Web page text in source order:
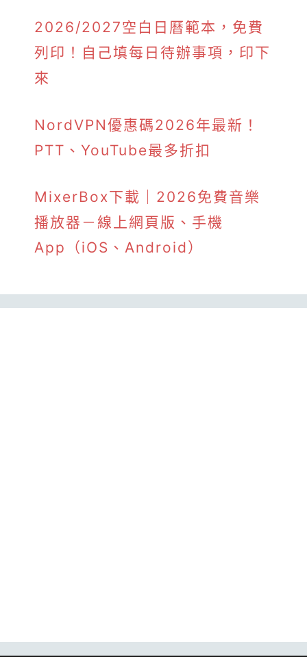
2026/2027空白日曆範本，免費
列印！自己填每日待辦事項，印下
來
NordVPN優惠碼2026年最新！
PTT、YouTube最多折扣
MixerBox下載｜2026免費音樂
播放器－線上網頁版、手機
App（iOS、Android）